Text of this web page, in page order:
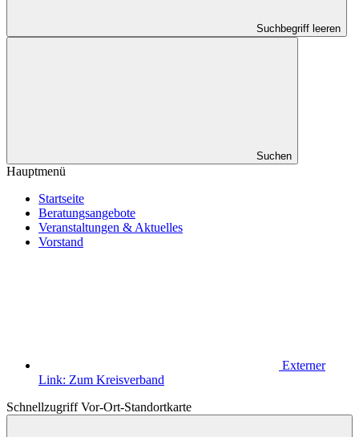
Suchbegriff leeren
Suchen
Hauptmenü
Startseite
Beratungsangebote
Veranstaltungen & Aktuelles
Vorstand
Externer
Link: Zum Kreisverband
Schnellzugriff Vor-Ort-Standortkarte